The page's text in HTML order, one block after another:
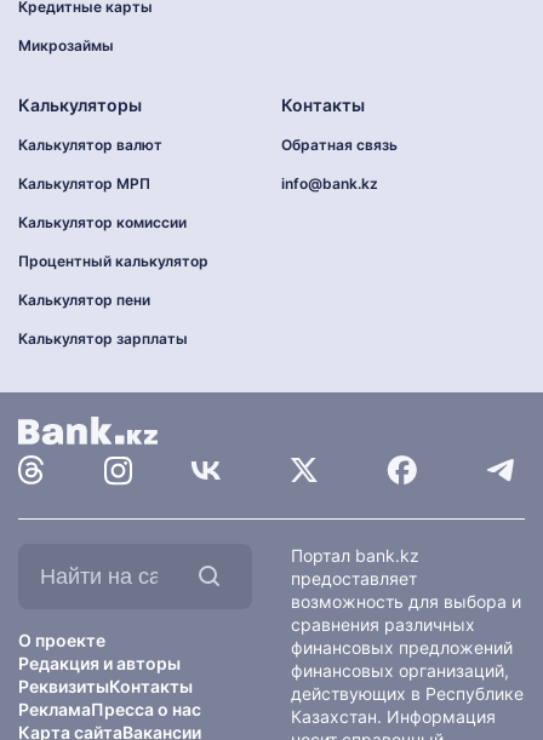
Кредитные карты
Микрозаймы
Калькуляторы
Калькулятор валют
Калькулятор МРП
Калькулятор комиссии
Процентный калькулятор
Калькулятор пени
Калькулятор зарплаты
Контакты
Обратная связь
info@bank.kz
О проекте
Редакция и авторы
РеквизитыКонтакты
РекламаПресса о нас
Карта сайтаВакансии
Портал bank.kz
предоставляет
возможность для выбора и
сравнения различных
финансовых предложений
финансовых организаций,
действующих в Республике
Казахстан. Информация